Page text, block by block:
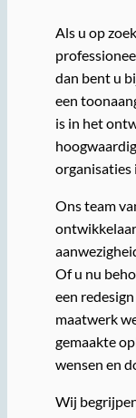
Als u op
dan bent u
een
is in het
organisaties
Ons team
Of u nu
een
maatwerk
gemaakte
wensen en
Wij